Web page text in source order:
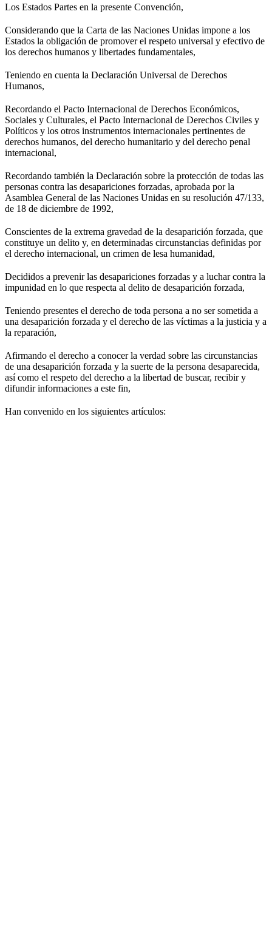
Los Estados Partes en la presente Convención,
Considerando que la Carta de las Naciones Unidas impone a los
Estados la obligación de promover el respeto universal y efectivo de
los derechos humanos y libertades fundamentales,
Teniendo en cuenta la Declaración Universal de Derechos
Humanos,
Recordando el Pacto Internacional de Derechos Económicos,
Sociales y Culturales, el Pacto Internacional de Derechos Civiles y
Políticos y los otros instrumentos internacionales pertinentes de
derechos humanos, del derecho humanitario y del derecho penal
internacional,
Recordando también la Declaración sobre la protección de todas las
personas contra las desapariciones forzadas, aprobada por la
Asamblea General de las Naciones Unidas en su resolución 47/133,
de 18 de diciembre de 1992,
Conscientes de la extrema gravedad de la desaparición forzada, que
constituye un delito y, en determinadas circunstancias definidas por
el derecho internacional, un crimen de lesa humanidad,
Decididos a prevenir las desapariciones forzadas y a luchar contra la
impunidad en lo que respecta al delito de desaparición forzada,
Teniendo presentes el derecho de toda persona a no ser sometida a
una desaparición forzada y el derecho de las víctimas a la justicia y a
la reparación,
Afirmando el derecho a conocer la verdad sobre las circunstancias
de una desaparición forzada y la suerte de la persona desaparecida,
así como el respeto del derecho a la libertad de buscar, recibir y
difundir informaciones a este fin,
Han convenido en los siguientes artículos: